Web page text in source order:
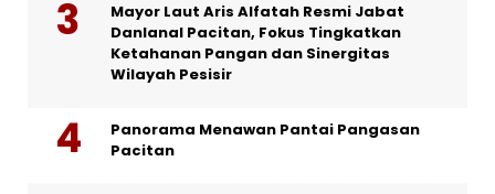
Mayor Laut Aris Alfatah Resmi Jabat
Danlanal Pacitan, Fokus Tingkatkan
Ketahanan Pangan dan Sinergitas
Wilayah Pesisir
Panorama Menawan Pantai Pangasan
Pacitan